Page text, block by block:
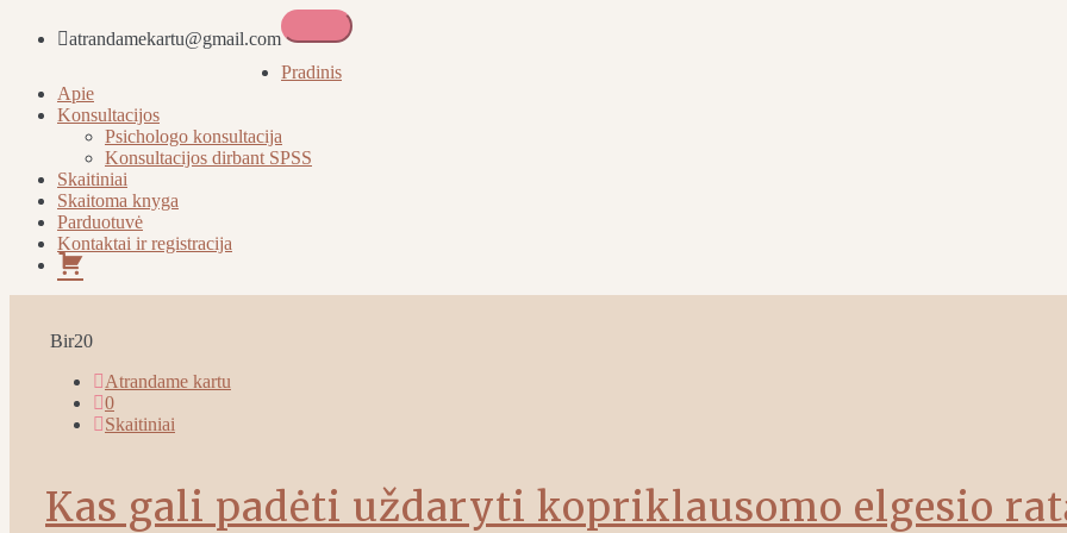
atrandamekartu@gmail.com
Atrandame kartu
Pradinis
Apie
Konsultacijos
Psichologo konsultacija
Konsultacijos dirbant SPSS
Skaitiniai
Skaitoma knyga
Parduotuvė
Kontaktai ir registracija
Pirkinių
krepšelis
Bir20
Atrandame kartu
0
Skaitiniai
Kas gali padėti uždaryti kopriklausomo elgesio